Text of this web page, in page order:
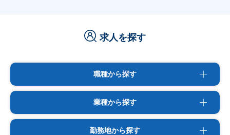
求人を探す
職種から探す
業種から探す
勤務地から探す